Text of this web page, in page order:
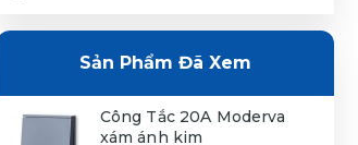
Sản Phẩm Đã Xem
Công Tắc 20A Moderva
xám ánh kim